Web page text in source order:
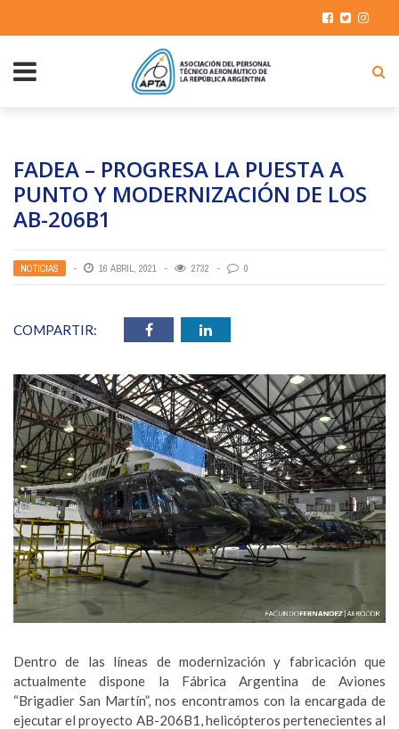
FADEA – PROGRESA LA PUESTA A
PUNTO Y MODERNIZACIÓN DE LOS
AB-206B1
NOTICIAS 16 ABRIL, 2021 2732 0
COMPARTIR:
Dentro de las líneas de modernización y fabricación que
actualmente dispone la Fábrica Argentina de Aviones
“Brigadier San Martín”, nos encontramos con la encargada de
ejecutar el proyecto AB-206B1, helicópteros pertenecientes al